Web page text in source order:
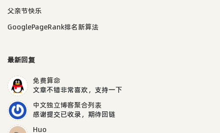
父亲节快乐
GooglePageRank排名新算法
最新回复
免费算命
文章不错非常喜欢，支持一下
中文独立博客聚合列表
感谢提交已收录，期待回链
Huo